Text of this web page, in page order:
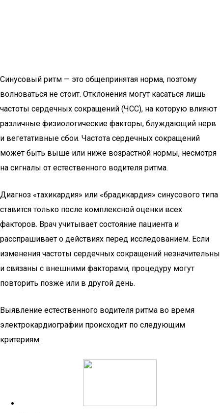
Синусовый ритм — это общепринятая норма, поэтому
волноваться не стоит. Отклонения могут касаться лишь
частоты сердечных сокращений (ЧСС), на которую влияют
различные физиологические факторы, блуждающий нерв
и вегетативные сбои. Частота сердечных сокращений
может быть выше или ниже возрастной нормы, несмотря
на сигналы от естественного водителя ритма.
Диагноз «тахикардия» или «брадикардия» синусового типа
ставится только после комплексной оценки всех
факторов. Врач учитывает состояние пациента и
расспрашивает о действиях перед исследованием. Если
изменения частоты сердечных сокращений незначительны
и связаны с внешними факторами, процедуру могут
повторить позже или в другой день.
Выявление естественного водителя ритма во время
электрокардиографии происходит по следующим
критериям: